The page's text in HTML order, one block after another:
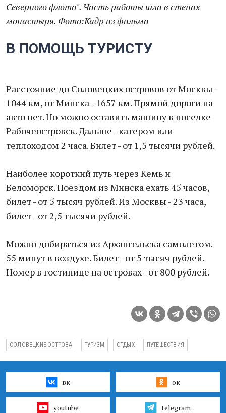
Северного флота". Часть работы шла в стенах
монастыря. Фото:Кадр из фильма
В ПОМОЩЬ ТУРИСТУ
Расстояние до Соловецких островов от Москвы -
1044 км, от Минска - 1657 км. Прямой дороги на
авто нет. Но можно оставить машину в поселке
Рабочеостровск. Дальше - катером или
теплоходом 2 часа. Билет - от 1,5 тысячи рублей.
Наиболее короткий путь через Кемь и
Беломорск. Поездом из Минска ехать 45 часов,
билет - от 5 тысяч рублей. Из Москвы - 23 часа,
билет - от 2,5 тысячи рублей.
Можно добираться из Архангельска самолетом.
55 минут в воздухе. Билет - от 5 тысяч рублей.
Номер в гостинице на островах - от 800 рублей.
СОЛОВЕЦКИЕ ОСТРОВА ТУРИЗМ ОТДЫХ ПУТЕШЕСТВИЯ
вк ок
youtube telegram